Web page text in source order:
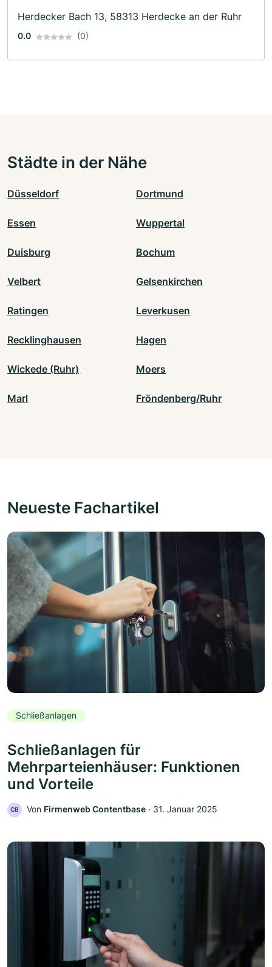
Herdecker Bach 13, 58313 Herdecke an der Ruhr
0.0 (0)
Städte in der Nähe
Düsseldorf Dortmund
Essen Wuppertal
Duisburg Bochum
Velbert Gelsenkirchen
Ratingen Leverkusen
Recklinghausen Hagen
Wickede (Ruhr) Moers
Marl Fröndenberg/Ruhr
Neueste Fachartikel
Schließanlagen
Schließanlagen für
Mehrparteienhäuser: Funktionen
und Vorteile
CB Von Firmenweb Contentbase ‧ 31. Januar 2025